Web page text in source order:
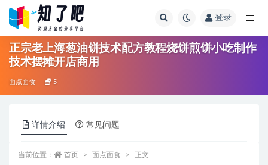
登录
正宗老上海葱油饼技术配方教程烧饼煎饼小吃制作
技术摆摊开店商用
面点面食 5
详情介绍 常见问题
当前位置： 首页 面点面食 正文
全部